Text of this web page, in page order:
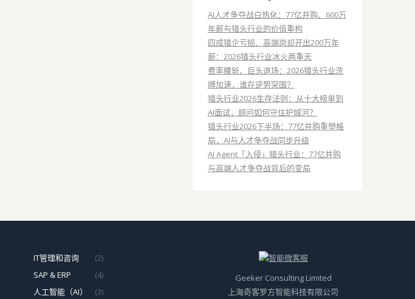
AI人才争夺战白热化：77亿并购、600万
年薪与猎头行业的价值重构
四成猎企亏损、高端岗却开出200万年
薪：2026猎头行业冰火两重天
费率腰斩、巨头退场：2026猎头行业洗
牌加速，谁在逆势突围？
猎头行业2026生存法则：从十大榜单到
AI面试，顾问如何守住护城河？
猎头行业2026下半场：77亿并购重塑格
局，AI与人才争夺战同步升级
AI Agent「入侵」猎头行业：77亿并购
与高端人才争夺战背后的变局
IT管理和咨询
(2)
SAP & ERP
(4)
人工智能（AI）
(3)
Geeker Consulting Limited
上海奇客罗方智能科技有限公司